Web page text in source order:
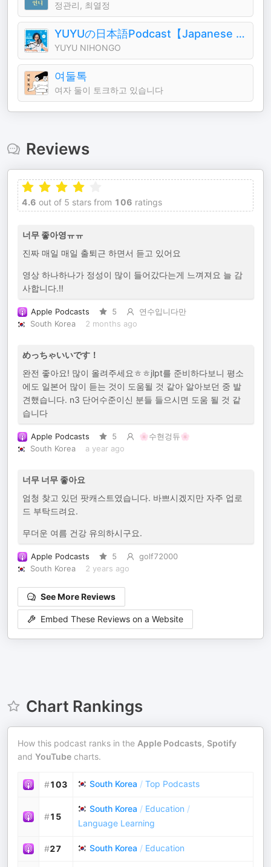
정관리, 최열정
YUYUの日本語Podcast【Japanese Podcast】
YUYU NIHONGO
여둘톡
여자 둘이 토크하고 있습니다
Reviews
4.6 out of 5 stars from 106 ratings
너무 좋아영ㅠㅠ
진짜 매일 매일 출퇴근 하면서 듣고 있어요
영상 하나하나가 정성이 많이 들어갔다는게 느껴져요 늘 감
사합니다.!!
Apple Podcasts 5
연수입니다만
South Korea
2 months ago
めっちゃいいです！
완전 좋아요! 많이 올려주세요ㅎㅎjlpt를 준비하다보니 평소
에도 일본어 많이 듣는 것이 도움될 것 같아 알아보던 중 발
견했습니다. n3 단어수준이신 분들 들으시면 도움 될 것 같
습니다
Apple Podcasts 5
🌸수현겅듀🌸
South Korea
a year ago
너무 너무 좋아요
엄청 찾고 있던 팟캐스트였습니다. 바쁘시겠지만 자주 업로
드 부탁드려요.
무더운 여름 건강 유의하시구요.
Apple Podcasts 5
golf72000
South Korea
2 years ago
See More Reviews
Embed These Reviews on a Website
Chart Rankings
How this podcast ranks in the Apple Podcasts, Spotify
and YouTube charts.
#103 South Korea / Top Podcasts
#15
South Korea / Education /
Language Learning
#27 South Korea / Education